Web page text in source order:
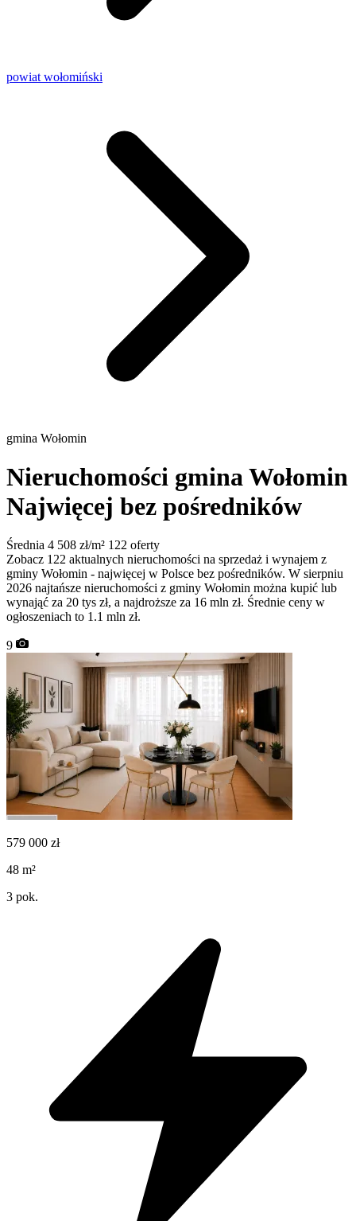
powiat wołomiński
gmina Wołomin
Nieruchomości gmina Wołomin
Najwięcej bez pośredników
Średnia 4 508 zł/m² 122 oferty
Zobacz 122 aktualnych nieruchomości na sprzedaż i wynajem z
gminy Wołomin - najwięcej w Polsce bez pośredników. W sierpniu
2026 najtańsze nieruchomości z gminy Wołomin można kupić lub
wynająć za 20 tys zł, a najdroższe za 16 mln zł. Średnie ceny w
ogłoszeniach to 1.1 mln zł.
9
579 000 zł
48 m²
3 pok.